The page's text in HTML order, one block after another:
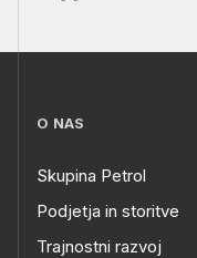
O NAS
Skupina Petrol
Podjetja in storitve
Trajnostni razvoj